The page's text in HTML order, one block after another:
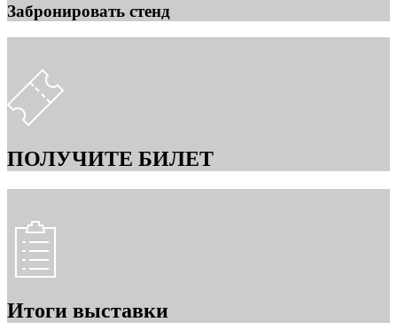
Забронировать стенд
ПОЛУЧИТЕ БИЛЕТ
Итоги выставки